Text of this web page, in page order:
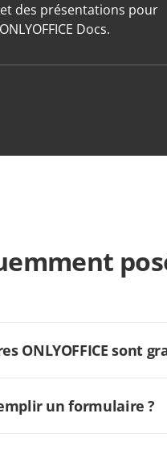
des présentations pour
Docs.
ONLYOFFICE sont
un formulaire ?